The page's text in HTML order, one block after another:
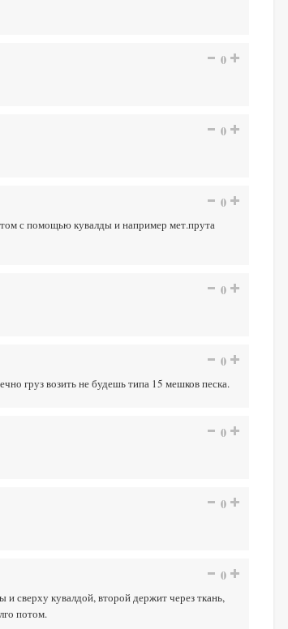
0
0
0
с помощью кувалды и например мет.прута
0
0
груз возить не будешь типа 15 мешков песка.
0
0
0
и сверху кувалдой, второй держит через ткань,
потом.